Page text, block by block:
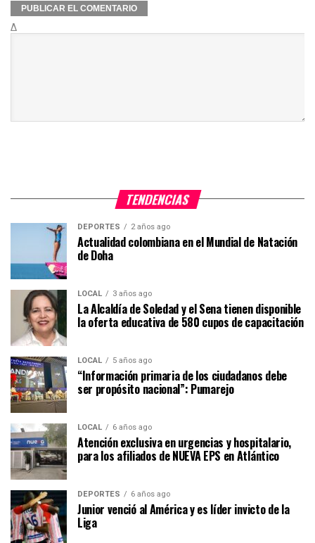
Δ
TENDENCIAS
DEPORTES 2 años ago
Actualidad colombiana en el Mundial de Natación
de Doha
LOCAL 3 años ago
La Alcaldía de Soledad y el Sena tienen disponible
la oferta educativa de 580 cupos de capacitación
LOCAL 5 años ago
“Información primaria de los ciudadanos debe
ser propósito nacional”: Pumarejo
LOCAL 6 años ago
Atención exclusiva en urgencias y hospitalario,
para los afiliados de NUEVA EPS en Atlántico
DEPORTES 6 años ago
Junior venció al América y es líder invicto de la
Liga